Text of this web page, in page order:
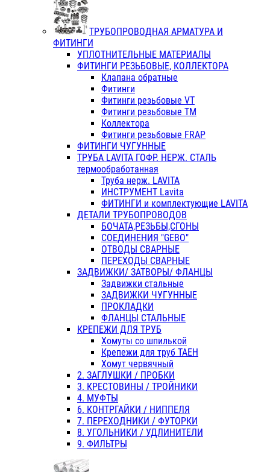
ТРУБОПРОВОДНАЯ АРМАТУРА И
ФИТИНГИ
УПЛОТНИТЕЛЬНЫЕ МАТЕРИАЛЫ
ФИТИНГИ РЕЗЬБОВЫЕ, КОЛЛЕКТОРА
Клапана обратные
Фитинги
Фитинги резьбовые VT
Фитинги резьбовые ТМ
Коллектора
Фитинги резьбовые FRAP
ФИТИНГИ ЧУГУННЫЕ
ТРУБА LAVITA ГОФР. НЕРЖ. СТАЛЬ
термообработанная
Труба нерж. LAVITA
ИНСТРУМЕНТ Lavita
ФИТИНГИ и комплектующие LAVITA
ДЕТАЛИ ТРУБОПРОВОДОВ
БОЧАТА,РЕЗЬБЫ,СГОНЫ
СОЕДИНЕНИЯ "GEBO"
ОТВОДЫ СВАРНЫЕ
ПЕРЕХОДЫ СВАРНЫЕ
ЗАДВИЖКИ/ ЗАТВОРЫ/ ФЛАНЦЫ
Задвижки стальные
ЗАДВИЖКИ ЧУГУННЫЕ
ПРОКЛАДКИ
ФЛАНЦЫ СТАЛЬНЫЕ
КРЕПЕЖИ ДЛЯ ТРУБ
Хомуты со шпилькой
Крепежи для труб ТАЕН
Хомут червячный
2. ЗАГЛУШКИ / ПРОБКИ
3. КРЕСТОВИНЫ / ТРОЙНИКИ
4. МУФТЫ
6. КОНТРГАЙКИ / НИППЕЛЯ
7. ПЕРЕХОДНИКИ / ФУТОРКИ
8. УГОЛЬНИКИ / УДЛИНИТЕЛИ
9. ФИЛЬТРЫ